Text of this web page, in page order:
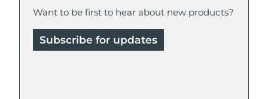
Want to be first to hear about new products?
Subscribe for updates